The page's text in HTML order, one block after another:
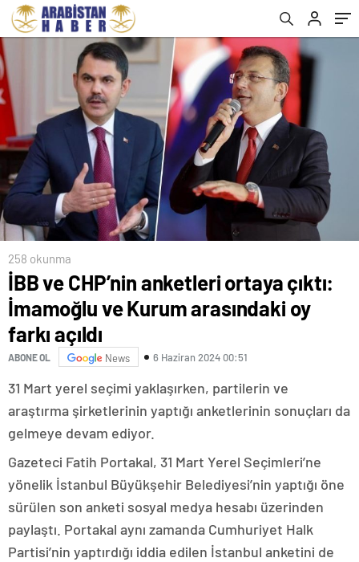
258 okunma
İBB ve CHP’nin anketleri ortaya çıktı:
İmamoğlu ve Kurum arasındaki oy
farkı açıldı
ABONE OL News 6 Haziran 2024 00:51
31 Mart yerel seçimi yaklaşırken, partilerin ve
araştırma şirketlerinin yaptığı anketlerinin sonuçları da
gelmeye devam ediyor.
Gazeteci Fatih Portakal, 31 Mart Yerel Seçimleri’ne
yönelik İstanbul Büyükşehir Belediyesi’nin yaptığı öne
sürülen son anketi sosyal medya hesabı üzerinden
paylaştı. Portakal aynı zamanda Cumhuriyet Halk
Partisi’nin yaptırdığı iddia edilen İstanbul anketini de